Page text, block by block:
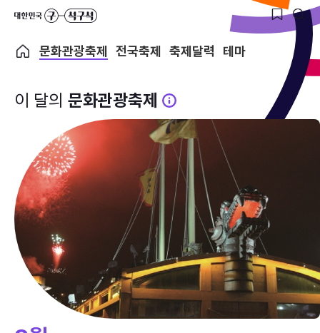
문화관광축제 전국축제 축제달력 테마
이 달의 문화관광축제